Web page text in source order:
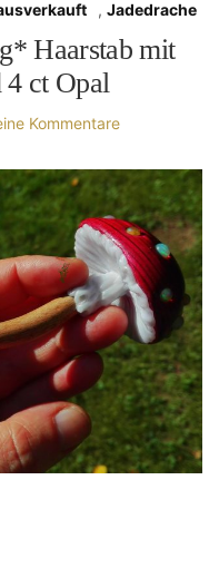
, Jadedrache
Haarstab mit
4 ct Opal
Kommentare